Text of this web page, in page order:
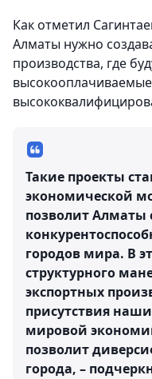
Как отметил
Алматы нужно
производства, где
Такие проекты
экономической
позволит Алматы
городов мира. В
структурного
экспортных
присутствия
мировой
позволит
города, –